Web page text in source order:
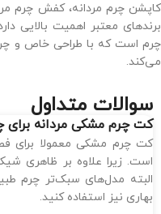
کاپشن چرم مردانه، کفش چرم
برندهای معتبر اهمیت بالایی
چرم است که با طراحی خاص و
می‌کند.
سوالات متداول
کت چرم مشکی مردانه
کت چرم مشکی معمولا برای
است. زیرا علاوه بر ظاهری
البته مدل‌های سبک‌تر چرم
بهاری نیز استفاده کنید.